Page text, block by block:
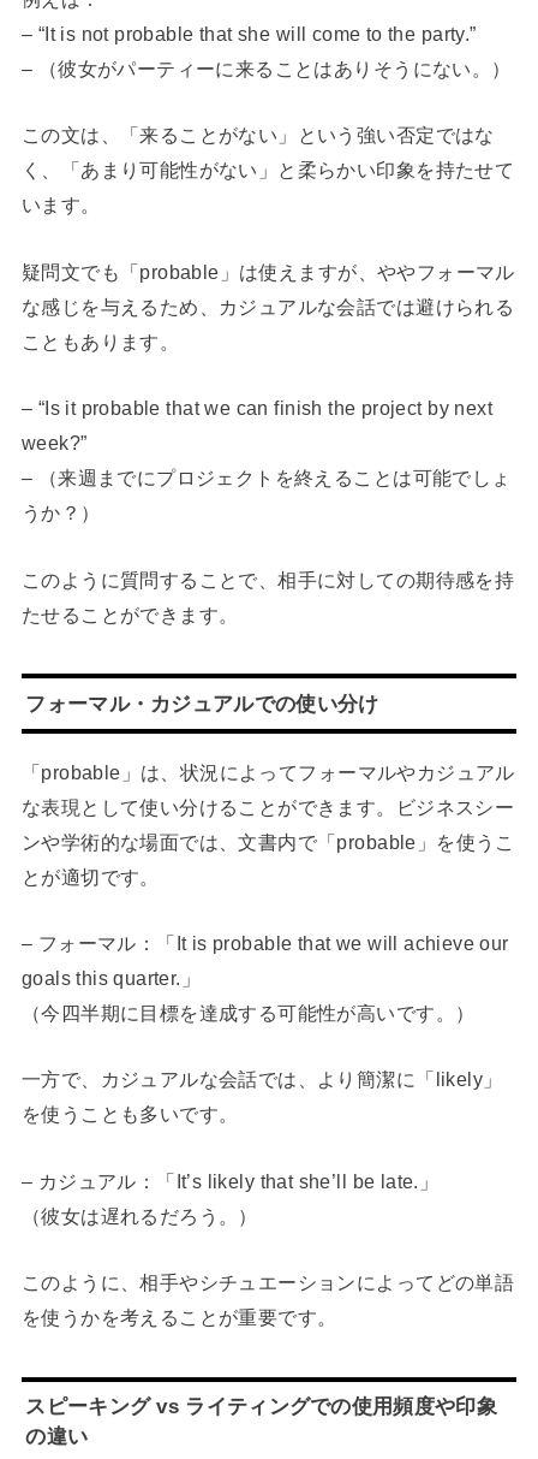
– “It is not probable that she will come to the party.”
– （彼女がパーティーに来ることはありそうにない。）
この文は、「来ることがない」という強い否定ではな
く、「あまり可能性がない」と柔らかい印象を持たせて
います。
疑問文でも「probable」は使えますが、ややフォーマル
な感じを与えるため、カジュアルな会話では避けられる
こともあります。
– “Is it probable that we can finish the project by next
week?”
– （来週までにプロジェクトを終えることは可能でしょ
うか？）
このように質問することで、相手に対しての期待感を持
たせることができます。
フォーマル・カジュアルでの使い分け
「probable」は、状況によってフォーマルやカジュアル
な表現として使い分けることができます。ビジネスシー
ンや学術的な場面では、文書内で「probable」を使うこ
とが適切です。
– フォーマル：「It is probable that we will achieve our
goals this quarter.」
（今四半期に目標を達成する可能性が高いです。）
一方で、カジュアルな会話では、より簡潔に「likely」
を使うことも多いです。
– カジュアル：「It’s likely that she’ll be late.」
（彼女は遅れるだろう。）
このように、相手やシチュエーションによってどの単語
を使うかを考えることが重要です。
スピーキング vs ライティングでの使用頻度や印象
の違い